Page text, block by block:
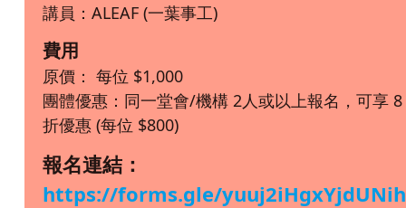
講員：ALEAF (一葉事工)
費用
原價： 每位 $1,000
團體優惠：同一堂會/機構 2人或以上報名，可享 8
折優惠 (每位 $800)
報名連結：
https://forms.gle/